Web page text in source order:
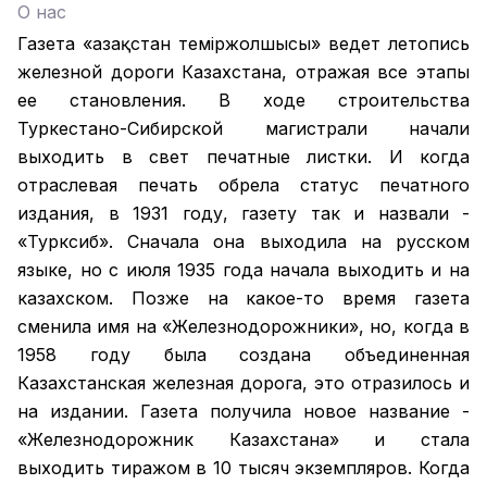
О нас
Газета «Қазақстан теміржолшысы» ведет летопись
железной дороги Казахстана, отражая все этапы
ее становления. В ходе строительства
Туркестано-Сибирской магистрали начали
выходить в свет печатные листки. И когда
отраслевая печать обрела статус печатного
издания, в 1931 году, газету так и назвали -
«Турксиб». Сначала она выходила на русском
языке, но с июля 1935 года начала выходить и на
казахском. Позже на какое-то время газета
сменила имя на «Железнодорожники», но, когда в
1958 году была создана объединенная
Казахстанская железная дорога, это отразилось и
на издании. Газета получила новое название -
«Железнодорожник Казахстана» и стала
выходить тиражом в 10 тысяч экземпляров. Когда